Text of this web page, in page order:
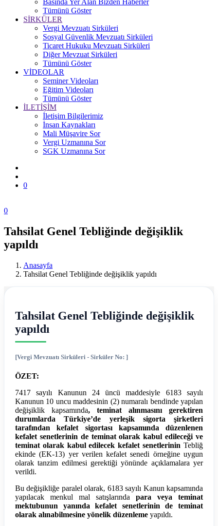
Basında Yer Alan Bizden Haberler
Tümünü Göster
SİRKÜLER
Vergi Mevzuatı Sirküleri
Sosyal Güvenlik Mevzuatı Sirküleri
Ticaret Hukuku Mevzuatı Sirküleri
Diğer Mevzuat Sirküleri
Tümünü Göster
VİDEOLAR
Seminer Videoları
Eğitim Videoları
Tümünü Göster
İLETİŞİM
İletişim Bilgilerimiz
İnsan Kaynakları
Mali Müşavire Sor
Vergi Uzmanına Sor
SGK Uzmanına Sor
0
0
Zonguldak
Ereğli
Mali
Müşavir
Asım
Hellaç
Tahsilat Genel Tebliğinde değişiklik
yapıldı
Anasayfa
Tahsilat Genel Tebliğinde değişiklik yapıldı
Tahsilat Genel Tebliğinde değişiklik
yapıldı
[Vergi Mevzuatı Sirküleri - Sirküler No: ]
ÖZET:
7417 sayılı Kanunun 24 üncü maddesiyle 6183 sayılı
Kanunun 10 uncu maddesinin (2) numaralı bendinde yapılan
değişiklik kapsamında, teminat alınmasını gerektiren
durumlarda Türkiye’de yerleşik sigorta şirketleri
tarafından kefalet sigortası kapsamında düzenlenen
kefalet senetlerinin de teminat olarak kabul edileceği ve
teminat olarak kabul edilecek kefalet senetlerinin Tebliğ
ekinde (EK-13) yer verilen kefalet senedi örneğine uygun
olarak tanzim edilmesi gerektiği yönünde açıklamalara yer
verildi.
Bu değişikliğe paralel olarak, 6183 sayılı Kanun kapsamında
yapılacak menkul mal satışlarında para veya teminat
mektubunun yanında kefalet senetlerinin de teminat
olarak alınabilmesine yönelik düzenleme yapıldı.